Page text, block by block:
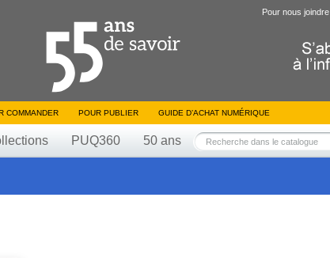
Pour nous joindre
COMMANDER POUR PUBLIER GUIDE D’ACHAT NUMÉRIQUE
PUQ360 50 ans